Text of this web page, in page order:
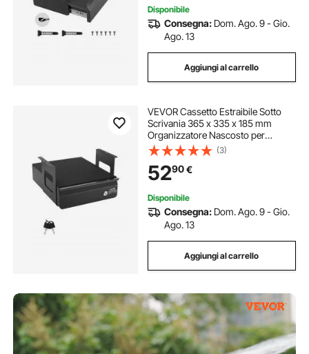
Disponibile
Consegna: Dom. Ago. 9 - Gio.
Ago. 13
Aggiungi al carrello
VEVOR Cassetto Estraibile Sotto
Scrivania 365 x 335 x 185 mm
Organizzatore Nascosto per
Riporre Oggetti sulla Scrivania,
Cassetto Portapenne Bloccabile
Sotto Tavolo, per Postazioni di
Lavoro, Nero
(3)
5290€
Disponibile
Consegna: Dom. Ago. 9 - Gio.
Ago. 13
Aggiungi al carrello